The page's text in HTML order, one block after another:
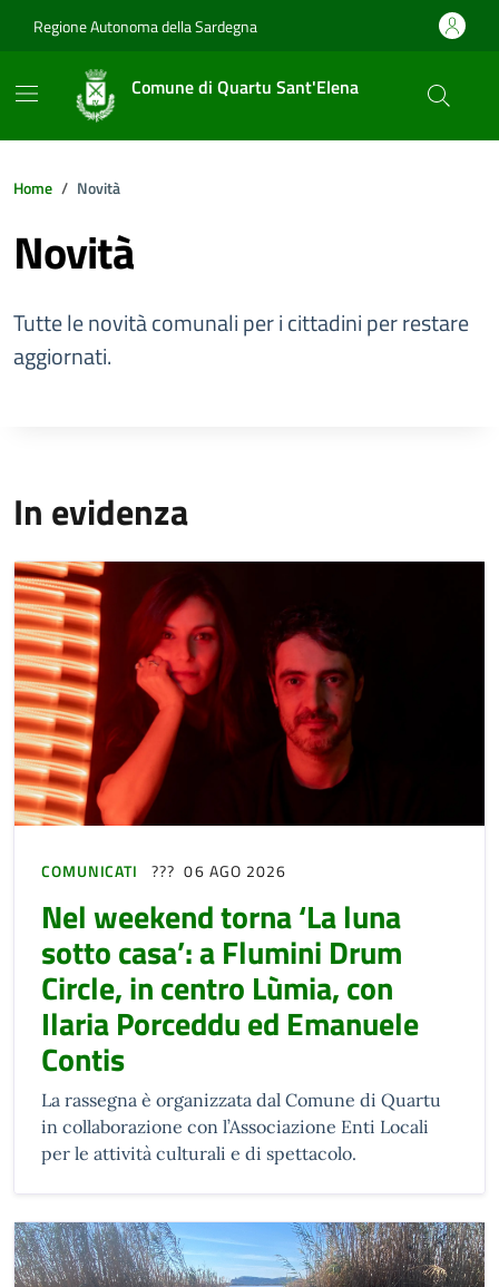
Regione Autonoma della Sardegna
Comune di Quartu Sant'Elena
Home Novità
Novità
Tutte le novità comunali per i cittadini per restare
aggiornati.
In evidenza
COMUNICATI 06 AGO 2026
Nel weekend torna ‘La luna
sotto casa’: a Flumini Drum
Circle, in centro Lùmia, con
Ilaria Porceddu ed Emanuele
Contis
La rassegna è organizzata dal Comune di Quartu
in collaborazione con l’Associazione Enti Locali
per le attività culturali e di spettacolo.